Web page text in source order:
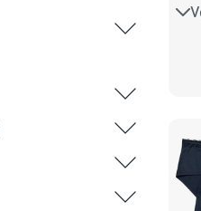
S